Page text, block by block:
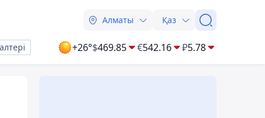
Алматы Қаз
+26°$469.85 €542.16 ₽5.78